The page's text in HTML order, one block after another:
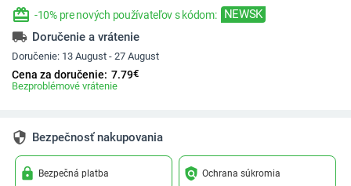
redeem -10% pre nových používateľov s kódom: NEWSK
local_shipping Doručenie a vrátenie
Doručenie: 13 August - 27 August
Cena za doručenie: 7.79€
Bezproblémové vrátenie
security Bezpečnosť nakupovania
lock Bezpečná platba policy Ochrana súkromia